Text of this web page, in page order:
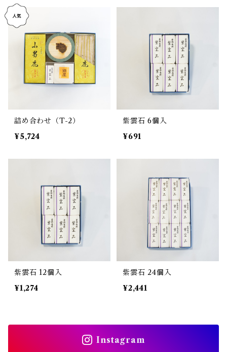
詰め合わせ（T-2）
¥5,724
紫雲石 6個入
¥691
紫雲石 12個入
¥1,274
紫雲石 24個入
¥2,441
Instagram